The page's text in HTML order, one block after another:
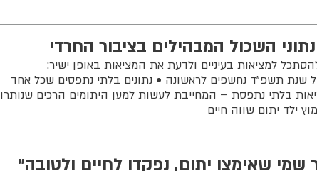
השכול המבהילים בציבור החרדי
למציאות בעיניים ולדעת את המציאות באופן ישיר:
שנת תשפ"ד נחשפים לראשונה • נתונים בלתי נתפסים שכל אחד
בלתי נתפסת – המחייבת לעשות למען היתומים הרכים שנותרו
ילד יתום שווה חיים
שמי שאימצו יתום, נפקדו לחיים ולטובה"